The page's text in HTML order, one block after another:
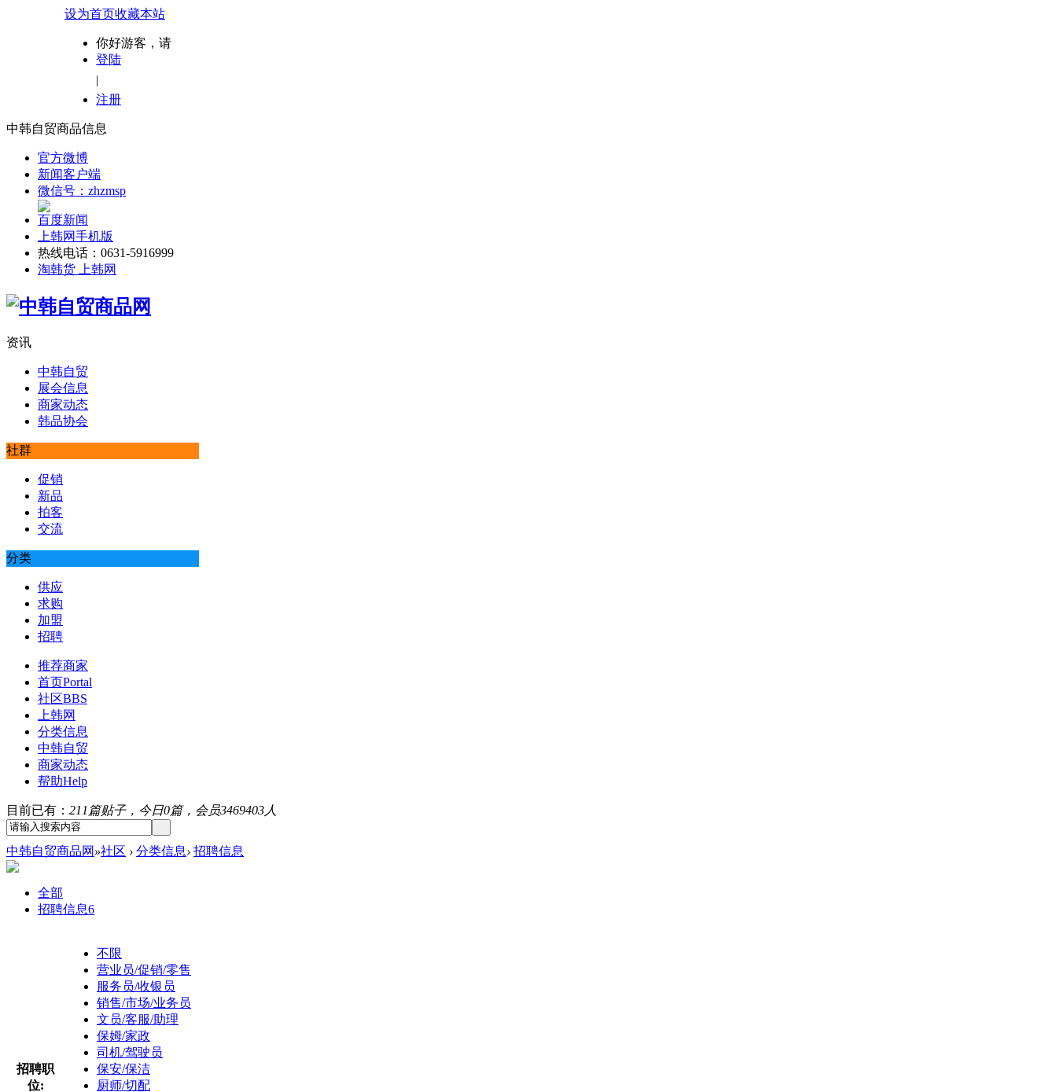
设为首页收藏本站
你好游客，请
登陆
|
注册
中韩自贸商品信息
官方微博
新闻客户端
微信号：zhzmsp
百度新闻
上韩网手机版
热线电话：0631-5916999
淘韩货 上韩网
资讯
中韩自贸
展会信息
商家动态
韩品协会
社群
促销
新品
拍客
交流
分类
供应
求购
加盟
招聘
推荐商家
首页Portal
社区BBS
上韩网
分类信息
中韩自贸
商家动态
帮助Help
目前已有： 211篇贴子，今日0篇，会员3469403人
中韩自贸商品网 »社区 › 分类信息› 招聘信息
全部
招聘信息6
招聘职
位:
不限
营业员/促销/零售
服务员/收银员
销售/市场/业务员
文员/客服/助理
保姆/家政
司机/驾驶员
保安/保洁
厨师/切配